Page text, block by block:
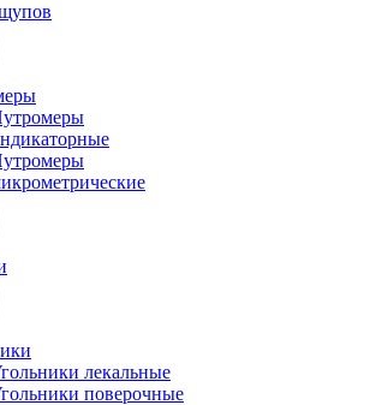
лекальные
поверочные